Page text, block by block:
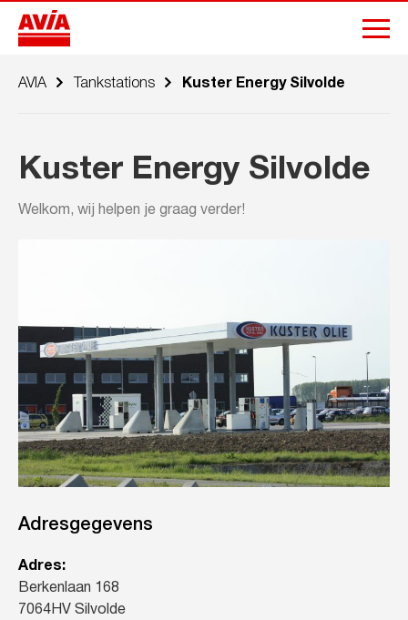
AVIA Tankstations Kuster Energy Silvolde
Kuster Energy Silvolde
Welkom, wij helpen je graag verder!
Adresgegevens
Adres:
Berkenlaan 168
7064HV Silvolde